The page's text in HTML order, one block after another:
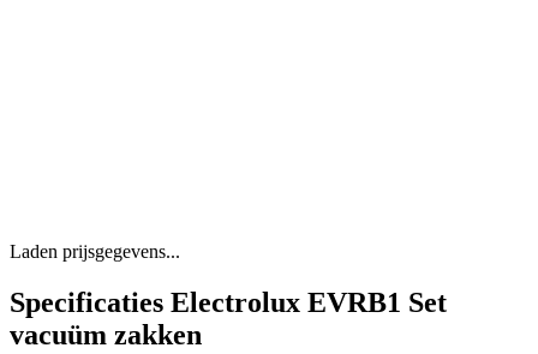
Laden prijsgegevens...
Specificaties Electrolux EVRB1 Set
vacuüm zakken